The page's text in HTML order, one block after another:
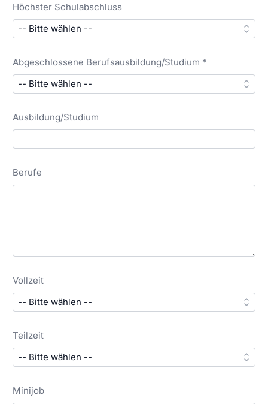
Höchster Schulabschluss
Abgeschlossene Berufsausbildung/Studium *
Ausbildung/Studium
Berufe
Vollzeit
Teilzeit
Minijob